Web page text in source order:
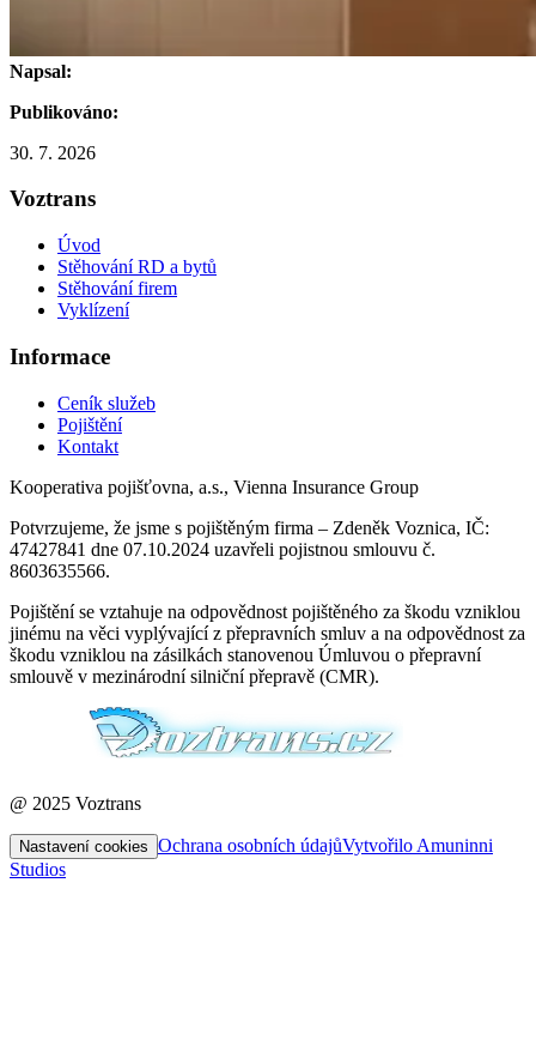
Napsal:
Publikováno:
30. 7. 2026
Voztrans
Úvod
Stěhování RD a bytů
Stěhování firem
Vyklízení
Informace
Ceník služeb
Pojištění
Kontakt
Kooperativa pojišťovna, a.s., Vienna Insurance Group
Potvrzujeme, že jsme s pojištěným firma – Zdeněk Voznica, IČ:
47427841 dne 07.10.2024 uzavřeli pojistnou smlouvu č.
8603635566.
Pojištění se vztahuje na odpovědnost pojištěného za škodu vzniklou
jinému na věci vyplývající z přepravních smluv a na odpovědnost za
škodu vzniklou na zásilkách stanovenou Úmluvou o přepravní
smlouvě v mezinárodní silniční přepravě (CMR).
@ 2025 Voztrans
Nastavení cookies Ochrana osobních údajůVytvořilo Amuninni
Studios